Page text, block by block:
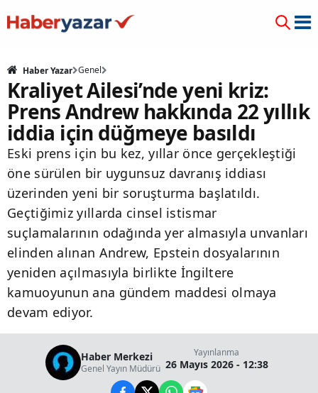
Haber Yazar Genel
Kraliyet Ailesi’nde yeni kriz:
Prens Andrew hakkında 22 yıllık
iddia için düğmeye basıldı
Eski prens için bu kez, yıllar önce gerçekleştiği
öne sürülen bir uygunsuz davranış iddiası
üzerinden yeni bir soruşturma başlatıldı.
Geçtiğimiz yıllarda cinsel istismar
suçlamalarının odağında yer almasıyla unvanları
elinden alınan Andrew, Epstein dosyalarının
yeniden açılmasıyla birlikte İngiltere
kamuoyunun ana gündem maddesi olmaya
devam ediyor.
Haber Merkezi
Genel Yayın Müdürü
Yayınlanma
26 Mayıs 2026 - 12:38